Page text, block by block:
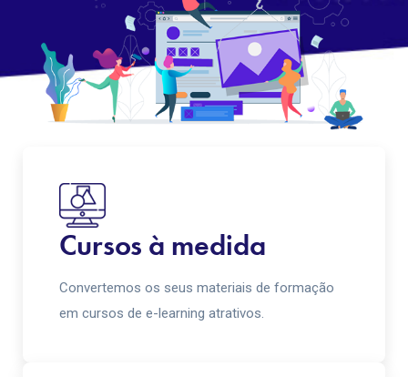
Cursos à medida
Convertemos os seus materiais de formação
em cursos de e-learning atrativos.